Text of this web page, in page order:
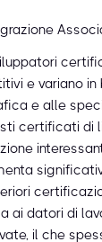
e variano in
e alle
certificati di
ai datori di
il che